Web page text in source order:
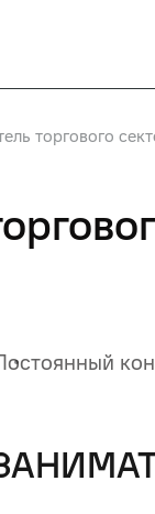
торгового